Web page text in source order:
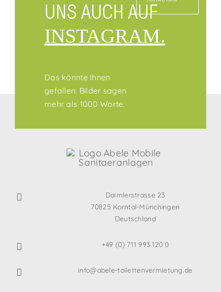
UNS AUCH AUF
INSTAGRAM.
Das könnte Ihnen
gefallen: Bilder sagen
mehr als 1000 Worte.
Daimlerstrasse 23
70825 Korntal-Münchingen
Deutschland
+49 (0) 711 993 120 0
info@abele-toilettenvermietung.de